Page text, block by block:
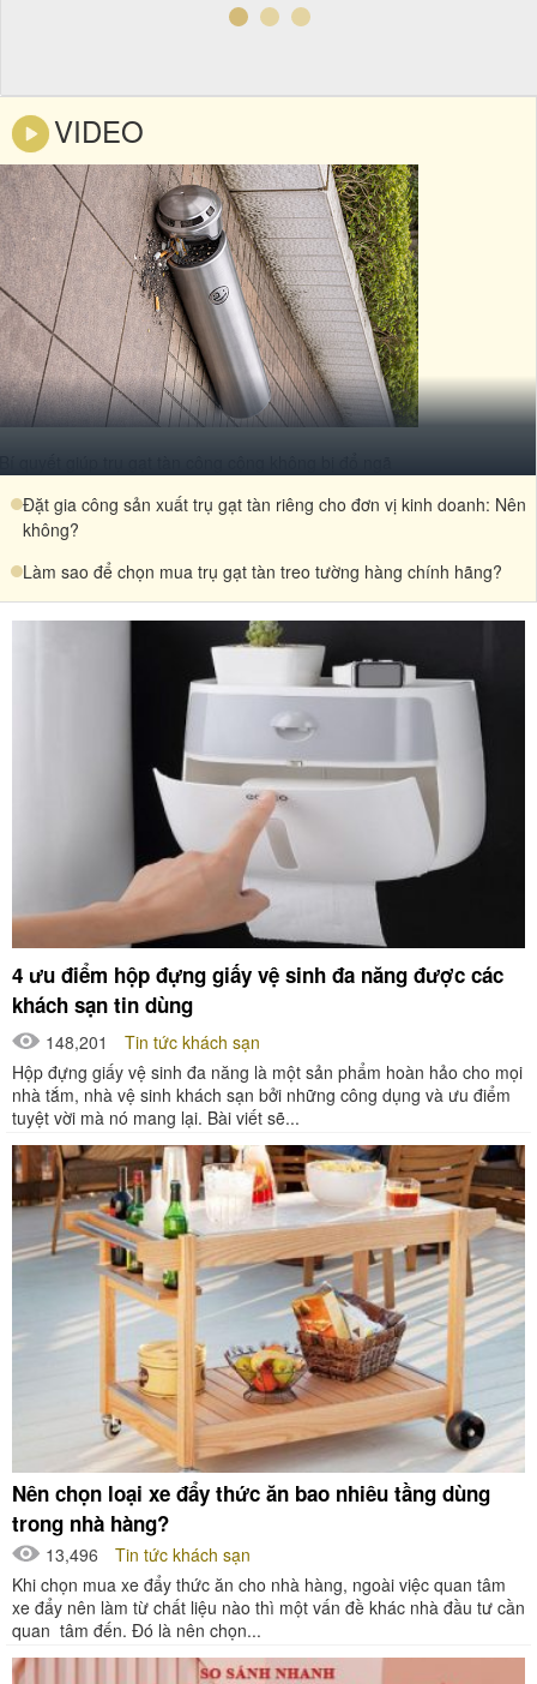
VIDEO
Đặt gia công sản xuất trụ gạt tàn riêng cho đơn vị kinh doanh: Nên
không?
Làm sao để chọn mua trụ gạt tàn treo tường hàng chính hãng?
4 ưu điểm hộp đựng giấy vệ sinh đa năng được các
khách sạn tin dùng
148,201
Tin tức khách sạn
Hộp đựng giấy vệ sinh đa năng là một sản phẩm hoàn hảo cho mọi
nhà tắm, nhà vệ sinh khách sạn bởi những công dụng và ưu điểm
tuyệt vời mà nó mang lại. Bài viết sẽ...
Nên chọn loại xe đẩy thức ăn bao nhiêu tầng dùng
trong nhà hàng?
13,496
Tin tức khách sạn
Khi chọn mua xe đẩy thức ăn cho nhà hàng, ngoài việc quan tâm
xe đẩy nên làm từ chất liệu nào thì một vấn đề khác nhà đầu tư cần
quan tâm đến. Đó là nên chọn...